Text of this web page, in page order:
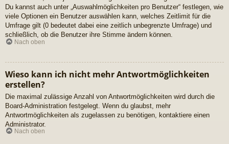
Du kannst auch unter „Auswahlmöglichkeiten pro Benutzer“ festlegen, wie
viele Optionen ein Benutzer auswählen kann, welches Zeitlimit für die
Umfrage gilt (0 bedeutet dabei eine zeitlich unbegrenzte Umfrage) und
schließlich, ob die Benutzer ihre Stimme ändern können.
Nach oben
Wieso kann ich nicht mehr Antwortmöglichkeiten
erstellen?
Die maximal zulässige Anzahl von Antwortmöglichkeiten wird durch die
Board-Administration festgelegt. Wenn du glaubst, mehr
Antwortmöglichkeiten als zugelassen zu benötigen, kontaktiere einen
Administrator.
Nach oben